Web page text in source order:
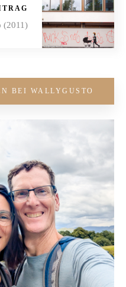
(2011)
BEI WALLYGUSTO